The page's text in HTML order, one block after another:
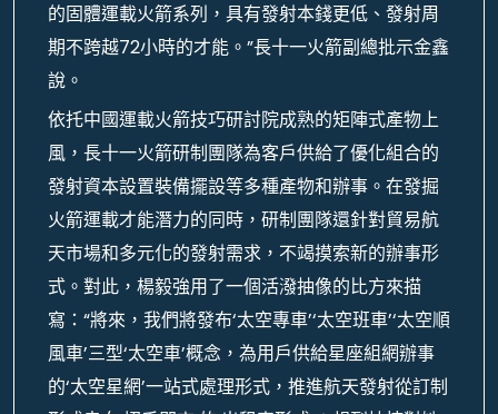
的固體運載火箭系列，具有發射本錢更低、發射周
期不跨越72小時的才能。”長十一火箭副總批示金鑫
說。
依托中國運載火箭技巧研討院成熟的矩陣式產物上
風，長十一火箭研制團隊為客戶供給了優化組合的
發射資本設置裝備擺設等多種產物和辦事。在發掘
火箭運載才能潛力的同時，研制團隊還針對貿易航
天市場和多元化的發射需求，不竭摸索新的辦事形
式。對此，楊毅強用了一個活潑抽像的比方來描
寫：“將來，我們將發布‘太空專車’‘太空班車’‘太空順
風車’三型‘太空車’概念，為用戶供給星座組網辦事
的‘太空星網’一站式處理形式，推進航天發射從訂制